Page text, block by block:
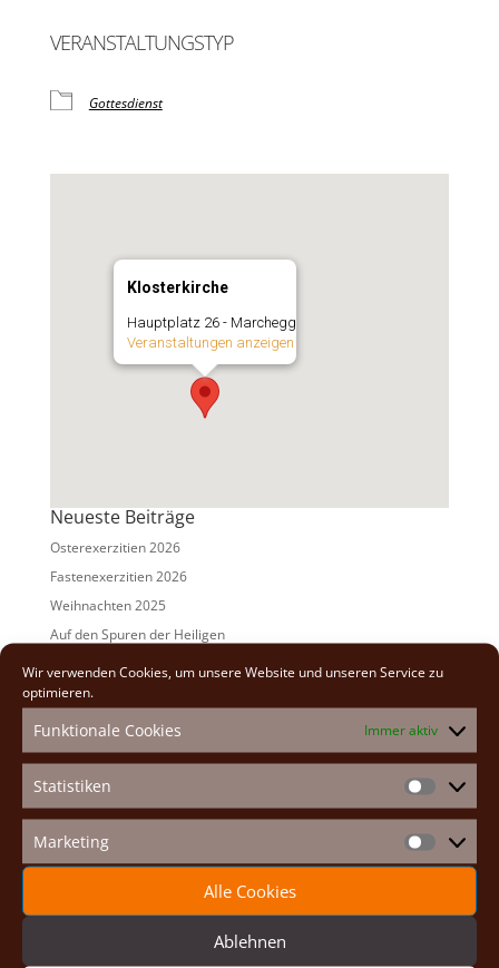
Wir verwenden Cookies, um unsere Website und unseren Service zu
optimieren.
Funktionale Cookies Immer aktiv
Statistiken
Marketing Marketing
Alle Cookies
Ablehnen
VERANSTALTUNGSTYP
Gottesdienst
Klosterkirche
Hauptplatz 26 - Marchegg
Veranstaltungen anzeigen
Neueste Beiträge
Osterexerzitien 2026
Fastenexerzitien 2026
Weihnachten 2025
Auf den Spuren der Heiligen
Adventexerzitien 2025
2026(2)
2025(7)
2024(5)
2023(13)
2022(9)
2020(2)